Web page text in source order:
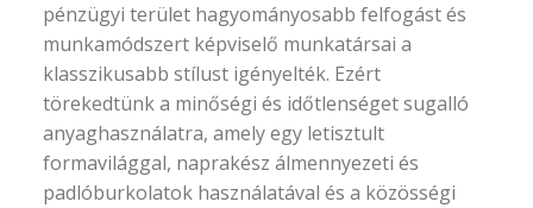
pénzügyi terület hagyományosabb felfogást és
munkamódszert képviselő munkatársai a
klasszikusabb stílust igényelték. Ezért
törekedtünk a minőségi és időtlenséget sugalló
anyaghasználatra, amely egy letisztult
formavilággal, naprakész álmennyezeti és
padlóburkolatok használatával és a közösségi